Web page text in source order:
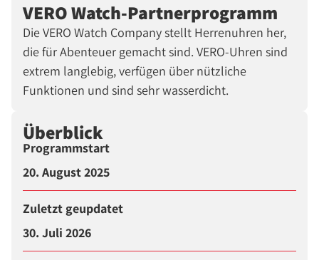
VERO Watch-Partnerprogramm
Die VERO Watch Company stellt Herrenuhren her,
die für Abenteuer gemacht sind. VERO-Uhren sind
extrem langlebig, verfügen über nützliche
Funktionen und sind sehr wasserdicht.
Überblick
Programmstart
20. August 2025
Zuletzt geupdatet
30. Juli 2026